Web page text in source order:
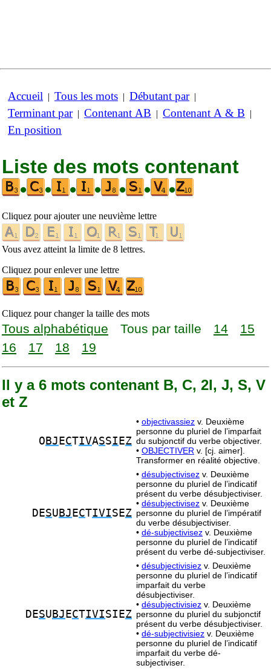
Accueil | Tous les mots | Débutant par|
Terminant par| Contenant AB | Contenant A & B |
En position
Liste des mots contenant
•
• • • • • •
Cliquez pour ajouter une neuvième lettre
Vous avez atteint la limite de 8 lettres.
Cliquez pour enlever une lettre
Cliquez pour changer la taille des mots
Tous alphabétique Tous par taille 14
15
16
17 18 19
Il y a 6 mots contenant B, C, 2I, J, S, V
et Z
O BJ ECTIVASSI EZ
• objectivassiez v. Deuxième
personne du pluriel de l’imparfait
du subjonctif du verbe objectiver.
• OBJECTIVER v. [cj. aimer].
Transformer en réalité objective.
DESU BJ ECTIVISEZ
• désubjectivisez v. Deuxième
personne du pluriel de l’indicatif
présent du verbe désubjectiviser.
• désubjectivisez v. Deuxième
personne du pluriel de l’impératif
du verbe désubjectiviser.
• dé-subjectivisez v. Deuxième
personne du pluriel de l’indicatif
présent du verbe dé-subjectiviser.
DESU BJ ECTIVISIEZ
• désubjectivisiez v. Deuxième
personne du pluriel de l’indicatif
imparfait du verbe
désubjectiviser.
• désubjectivisiez v. Deuxième
personne du pluriel du subjonctif
présent du verbe désubjectiviser.
• dé-subjectivisiez v. Deuxième
personne du pluriel de l’indicatif
imparfait du verbe dé-
subjectiviser.